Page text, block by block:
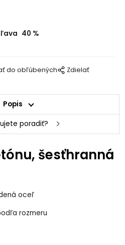
40 %
do obľúbených Zdielať
Popis
poradiť?
šesťhranná
oceľ
rozmeru